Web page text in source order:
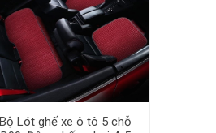
Bộ Lót ghế xe ô tô 5 chỗ